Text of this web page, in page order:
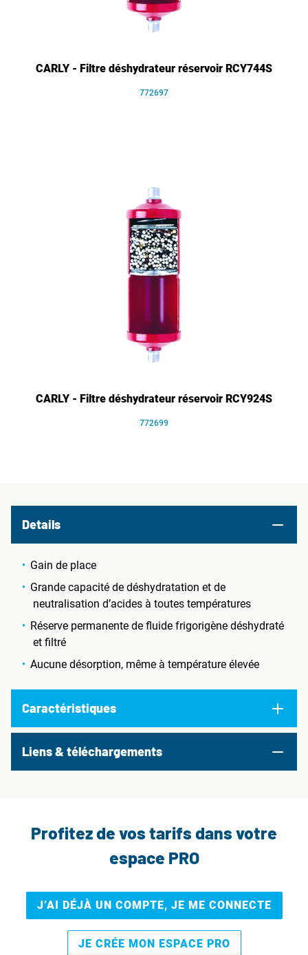
CARLY - Filtre déshydrateur réservoir RCY744S
772697
CARLY - Filtre déshydrateur réservoir RCY924S
772699
Details
Gain de place
Grande capacité de déshydratation et de
neutralisation d’acides à toutes températures
Réserve permanente de fluide frigorigène déshydraté
et filtré
Aucune désorption, même à température élevée
Caractéristiques
Liens & téléchargements
Profitez de vos tarifs dans votre
espace PRO
J’AI DÉJÀ UN COMPTE, JE ME CONNECTE
JE CRÉE MON ESPACE PRO